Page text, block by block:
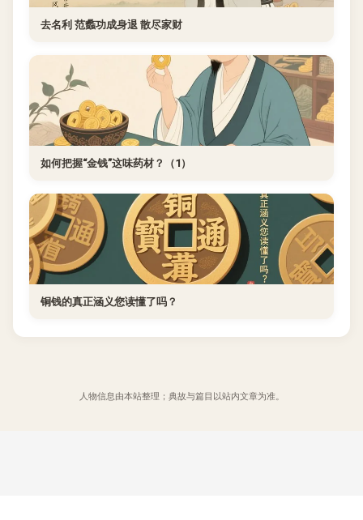
去名利 范蠡功成身退 散尽家财
如何把握“金钱”这味药材？（1）
铜钱的真正涵义您读懂了吗？
人物信息由本站整理；典故与篇目以站内文章为准。